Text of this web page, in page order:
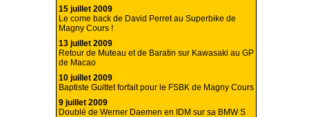
15 juillet 2009
Le come back de David Perret au Superbike de
Magny Cours !
13 juillet 2009
Retour de Muteau et de Baratin sur Kawasaki au GP
de Macao
10 juillet 2009
Baptiste Guittet forfait pour le FSBK de Magny Cours
9 juillet 2009
Doublé de Werner Daemen en IDM sur sa BMW S